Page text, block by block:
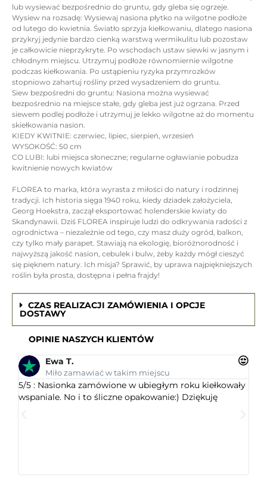
lub wysiewać bezpośrednio do gruntu, gdy gleba się ogrzeje.
Wysiew na rozsadę: Wysiewaj nasiona płytko na wilgotne podłoże
od lutego do kwietnia. Światło sprzyja kiełkowaniu, dlatego nasiona
przykryj jedynie bardzo cienką warstwą wermikulitu lub pozostaw
je całkowicie nieprzykryte. Po wschodach ustaw siewki w jasnym i
chłodnym miejscu. Utrzymuj podłoże równomiernie wilgotne
podczas kiełkowania. Po ustąpieniu ryzyka przymrozków
stopniowo zahartuj rośliny przed wysadzeniem do gruntu.
Siew bezpośredni do gruntu: Nasiona można wysiewać
bezpośrednio na miejsce stałe, gdy gleba jest już ogrzana. Przed
siewem podlej podłoże i utrzymuj je lekko wilgotne aż do momentu
skiełkowania nasion.
KIEDY KWITNIE: czerwiec, lipiec, sierpień, wrzesień
WYSOKOŚĆ: 50 cm
CO LUBI: lubi miejsca słoneczne; regularne ogławianie pobudza
kwitnienie nowych kwiatów
FLOREA to marka, która wyrasta z miłości do natury i rodzinnej
tradycji. Ich historia sięga 1940 roku, kiedy dziadek założyciela,
Georg Hoekstra, zaczął eksportować holenderskie kwiaty do
Skandynawii. Dziś FLOREA inspiruje ludzi do odkrywania radości z
ogrodnictwa – niezależnie od tego, czy masz duży ogród, balkon,
czy tylko mały parapet. Stawiają na ekologię, bioróżnorodność i
najwyższą jakość nasion, cebulek i bulw, żeby każdy mógł cieszyć
się pięknem natury. Ich misja? Sprawić, by uprawa najpiękniejszych
roślin była prosta, dostępna i pełna frajdy!
CZAS REALIZACJI ZAMÓWIENIA I OPCJE
DOSTAWY
OPINIE NASZYCH KLIENTÓW
Ewa T.
Miło zamawiać w takim miejscu
5/5 : Nasionka zamówione w ubiegłym roku kiełkowały
wspaniale. No i to śliczne opakowanie:) Dziękuję